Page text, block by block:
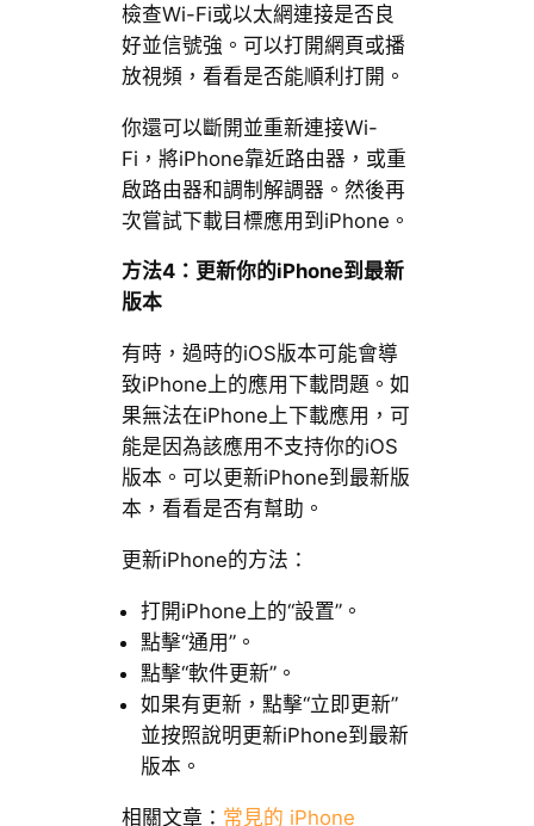
檢查Wi-Fi或以太網連接是否良
好並信號強。可以打開網頁或播
放視頻，看看是否能順利打開。
你還可以斷開並重新連接Wi-
Fi，將iPhone靠近路由器，或重
啟路由器和調制解調器。然後再
次嘗試下載目標應用到iPhone。
方法4：更新你的iPhone到最新
版本
有時，過時的iOS版本可能會導
致iPhone上的應用下載問題。如
果無法在iPhone上下載應用，可
能是因為該應用不支持你的iOS
版本。可以更新iPhone到最新版
本，看看是否有幫助。
更新iPhone的方法：
打開iPhone上的“設置”。
點擊“通用”。
點擊“軟件更新”。
如果有更新，點擊“立即更新”
並按照說明更新iPhone到最新
版本。
相關文章： 常見的 iPhone